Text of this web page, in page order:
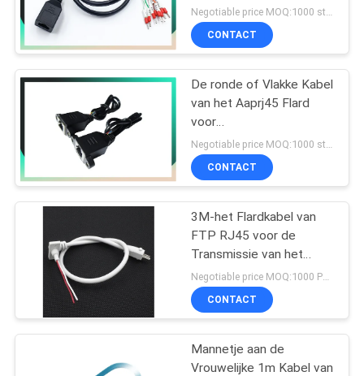
Koud geperste BC OFC-
CCC
Negotiable price MOQ:1000 stuks
CONTACT
De ronde of Vlakke Kabel
van het Aaprj45 Flard
voor
Telecommunicatie/Computer
CONTACT
3M-het Flardkabel van
FTP RJ45 voor de
Transmissie van het
Netwerksignaal
CONTACT
Mannetje aan de
Vrouwelijke 1m Kabel van